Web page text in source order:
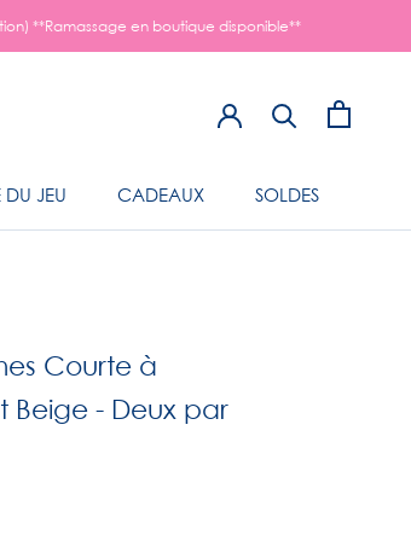
**Ramassage en boutique disponible**
DU JEU
CADEAUX SOLDES
Courte à
Beige - Deux par